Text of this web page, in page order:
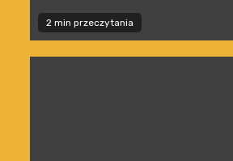
2 min przeczytania